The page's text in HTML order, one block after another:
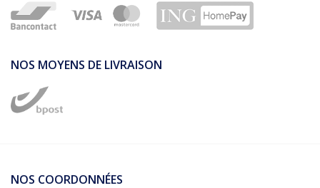
NOS MOYENS DE LIVRAISON
NOS COORDONNÉES